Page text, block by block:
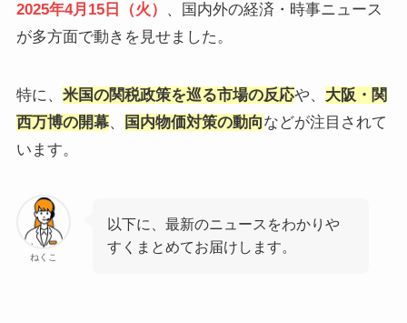
2025年4月15日（火）
、国内外の経済・時事ニュース
が多方面で動きを見せました。​
特に、 米国の関税政策を巡る市場の反応や、 大阪・関
西万博の開幕、 国内物価対策の動向などが注目されて
います。​
ねくこ
以下に、最新のニュースをわかりや
すくまとめてお届けします。​